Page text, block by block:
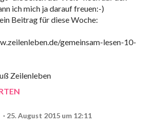
ich mich ja darauf freuen:-)
Beitrag für diese Woche:
gemeinsam-lesen-10-
Zeilenleben
25. August 2015 um 12:11